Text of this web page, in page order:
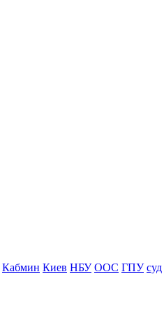
Кабмин Киев НБУ ООС ГПУ суд